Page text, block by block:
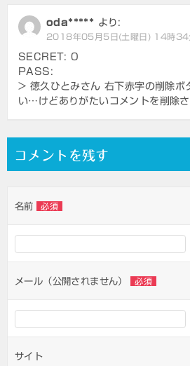
oda***** より:
2018年05月5日(土曜日) 14時34
SECRET: 0
PASS:
> 徳久ひとみさん 右下赤字の削除ボ
い…けどありがたいコメントを削除さ
コメントを残す
名前 必須
メール（公開されません） 必須
サイト